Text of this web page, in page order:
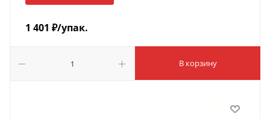
1 401 ₽/упак.
В корзину